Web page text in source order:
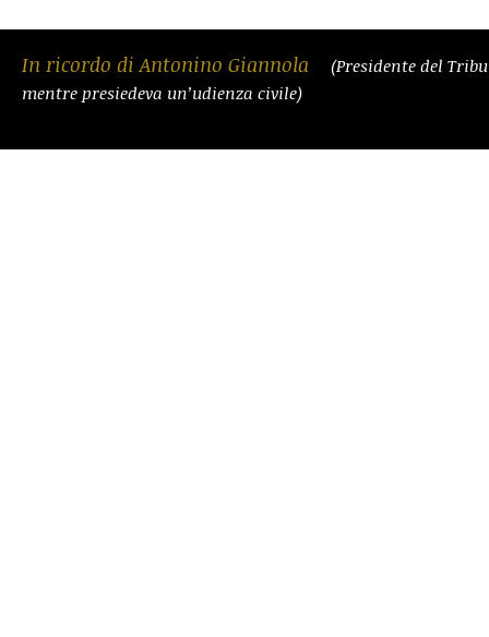
In ricordo di Antonino Giannola
(Presidente del
mentre presiedeva un’udienza civile)